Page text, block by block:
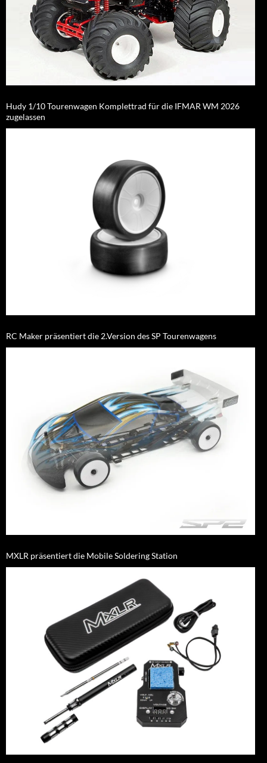
Hudy 1/10 Tourenwagen Komplettrad für die IFMAR WM 2026
zugelassen
RC Maker präsentiert die 2.Version des SP Tourenwagens
MXLR präsentiert die Mobile Soldering Station